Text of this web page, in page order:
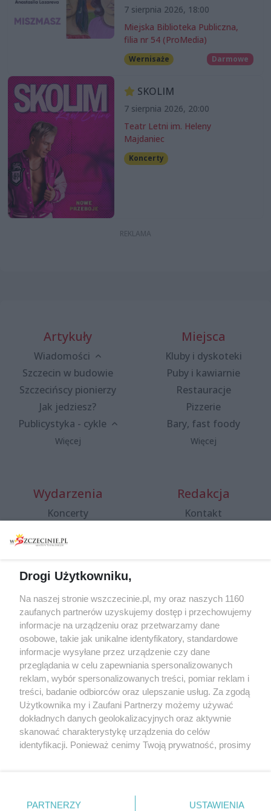
7 sierpnia 2026, 18:00
Miejska Biblioteka Publiczna,
filia nr 54 (ProMedia)
Wernisaże Darmowe
SKOLIM
7 sierpnia 2026, 20:00
Teatr Letni im. Heleny
Majdaniec
Koncerty
Artykuły
Wiadomości
Szczecin w budowie
Szczecińscy pionierzy
Jak jedziesz?
Publicystyka - cykle
Więcej
Miejsca
Kluby i dyskoteki
Puby i kawiarnie
Restauracje
Pizzerie
Bary, fast foody
Więcej
Wydarzenia
Koncerty
Spacery i oprowadzania
targi
Wernisaże
Więcej
Redakcja
Kontakt
Specjalny koncert z okazji
20. urodzin portalu
wSzczecinie.pl
Regulamin konkursów
śniadaniówka "Hej
Szczecin! Jest piątek!"
Partnerzy
Praca Szczecin
Drogi Użytkowniku,
Na naszej stronie wszczecinie.pl, my oraz naszych 1160
zaufanych partnerów uzyskujemy dostęp i przechowujemy
informacje na urządzeniu oraz przetwarzamy dane
osobowe, takie jak unikalne identyfikatory, standardowe
informacje wysyłane przez urządzenie czy dane
przeglądania w celu zapewniania spersonalizowanych
reklam, wybór spersonalizowanych treści, pomiar reklam i
treści, badanie odbiorców oraz ulepszanie usług. Za zgodą
Użytkownika my i Zaufani Partnerzy możemy używać
dokładnych danych geolokalizacyjnych oraz aktywnie
skanować charakterystykę urządzenia do celów
identyfikacji. Ponieważ cenimy Twoją prywatność, prosimy
prywatności znajdujący się w lewym dolnym rogu strony
PARTNERZY USTAWIENIA